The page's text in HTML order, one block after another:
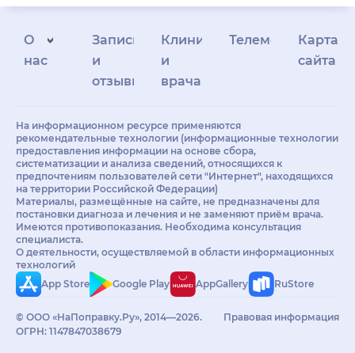
О
нас
Запись
и
отзывы
Клиникам
и
врачам
Телемедицина
Карта
сайта
На информационном ресурсе применяются
рекомендательные технологии (информационные технологии
предоставления информации на основе сбора,
систематизации и анализа сведений, относящихся к
предпочтениям пользователей сети "Интернет", находящихся
на территории Российской Федерации)
Материалы, размещённые на сайте, не предназначены для
постановки диагноза и лечения и не заменяют приём врача.
Имеются противопоказания. Необходима консультация
специалиста.
О деятельности, осуществляемой в области информационных
технологий
App Store
Google Play AppGallery RuStore
© ООО «НаПоправку.Ру», 2014—2026.
ОГРН: 1147847038679
Правовая информация